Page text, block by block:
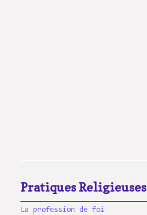
Pratiques Religieuses
La profession de foi